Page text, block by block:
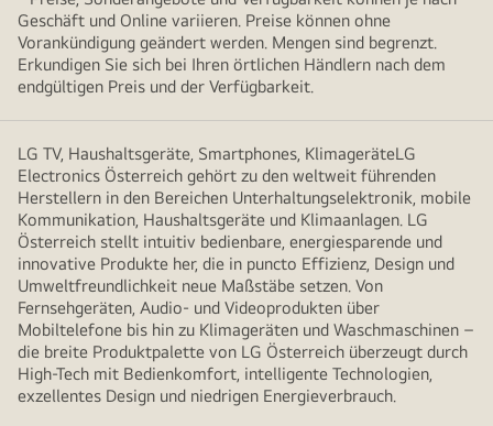
Geschäft und Online variieren. Preise können ohne
Vorankündigung geändert werden. Mengen sind begrenzt.
Erkundigen Sie sich bei Ihren örtlichen Händlern nach dem
endgültigen Preis und der Verfügbarkeit.
LG TV, Haushaltsgeräte, Smartphones, KlimageräteLG
Electronics Österreich gehört zu den weltweit führenden
Herstellern in den Bereichen Unterhaltungselektronik, mobile
Kommunikation, Haushaltsgeräte und Klimaanlagen. LG
Österreich stellt intuitiv bedienbare, energiesparende und
innovative Produkte her, die in puncto Effizienz, Design und
Umweltfreundlichkeit neue Maßstäbe setzen. Von
Fernsehgeräten, Audio- und Videoprodukten über
Mobiltelefone bis hin zu Klimageräten und Waschmaschinen –
die breite Produktpalette von LG Österreich überzeugt durch
High-Tech mit Bedienkomfort, intelligente Technologien,
exzellentes Design und niedrigen Energieverbrauch.